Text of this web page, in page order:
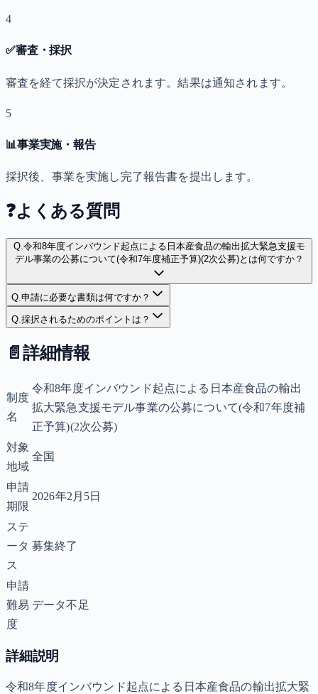
4
✅審査・採択
審査を経て採択が決定されます。結果は通知されます。
5
📊事業実施・報告
採択後、事業を実施し完了報告書を提出します。
❓よくある質問
Q.令和8年度インバウンド起点による日本産食品の輸出拡大緊急支援モ
デル事業の公募について(令和7年度補正予算)(2次公募)とは何ですか？
Q.申請に必要な書類は何ですか？
Q.採択されるためのポイントは？
📄 詳細情報
制度
名
令和8年度インバウンド起点による日本産食品の輸出
拡大緊急支援モデル事業の公募について(令和7年度補
正予算)(2次公募)
対象
地域
全国
申請
期限
2026年2月5日
ステ
ータ
ス
募集終了
申請
難易
度
データ不足
詳細説明
令和8年度インバウンド起点による日本産食品の輸出拡大緊